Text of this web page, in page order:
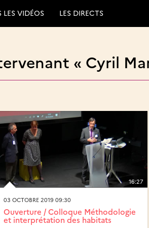
LES VIDÉOS LES DIRECTS
« Cyril
16:27
03 OCTOBRE 2019 09:30
Ouverture / Colloque Méthodologie
et interprétation des habitats